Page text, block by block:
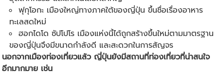
ฟุกุโอกะ เมืองใหญ่ทางภาคใต้ของญี่ปุ่น ขึ้นชื่อเรื่องอาหาร
ทะเลสดใหม่
ฮอกไดโด ซัปโปโร เมืองแห่งนี้ได้ถูกสร้างขึ้นใหม่ตามมาตรฐาน
ของญี่ปุ่นจึงมีขนาดกำลังดี และสะดวกในการสัญจร
นอกจากเมืองท่องเที่ยวแล้ว ญี่ปุ่นยังมีสถานที่ท่องเที่ยวที่น่าสนใจ
อีกมากมาย เช่น